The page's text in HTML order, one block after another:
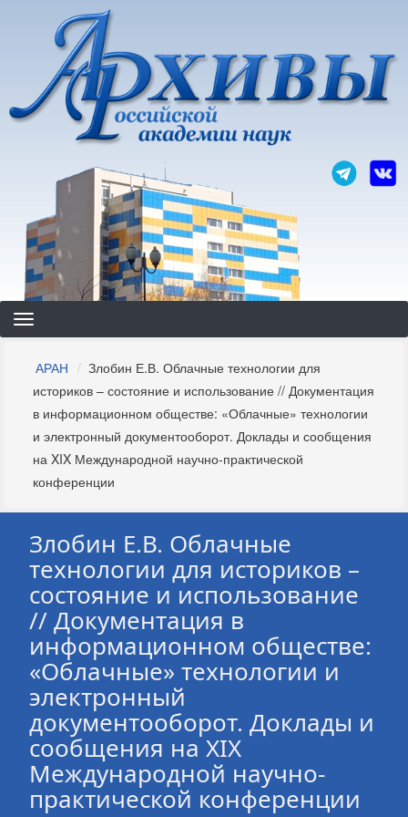
основному
содержанию
Строка
навигации
АРАН
Злобин Е.В. Облачные технологии для
историков – состояние и использование // Документация
в информационном обществе: «Облачные» технологии
и электронный документооборот. Доклады и сообщения
на XIX Международной научно-практической
конференции
Злобин Е.В. Облачные
технологии для историков –
состояние и использование
// Документация в
информационном обществе:
«Облачные» технологии и
электронный
документооборот. Доклады и
сообщения на XIX
Международной научно-
практической конференции